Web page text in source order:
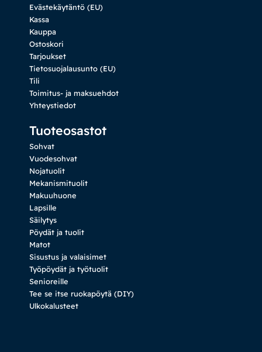
Evästekäytäntö (EU)
Kassa
Kauppa
Ostoskori
Tarjoukset
Tietosuojalausunto (EU)
Tili
Toimitus- ja maksuehdot
Yhteystiedot
Tuoteosastot
Sohvat
Vuodesohvat
Nojatuolit
Mekanismituolit
Makuuhuone
Lapsille
Säilytys
Pöydät ja tuolit
Matot
Sisustus ja valaisimet
Työpöydät ja työtuolit
Senioreille
Tee se itse ruokapöytä (DIY)
Ulkokalusteet